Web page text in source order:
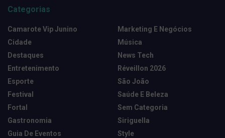
Categorias
Camarote Vip Junino
Cidade
Destaques
Entretenimento
Esporte
Festival
Fortal
Gastronomia
Guia De Eventos
Marketing E Negócios
Música
News Tech
Réveillon 2026
São João
Saúde E Beleza
Sem Categoria
Siriguella
Style